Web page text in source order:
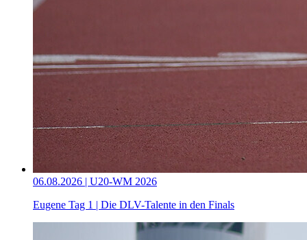
06.08.2026 | U20-WM 2026
Eugene Tag 1 | Die DLV-Talente in den Finals